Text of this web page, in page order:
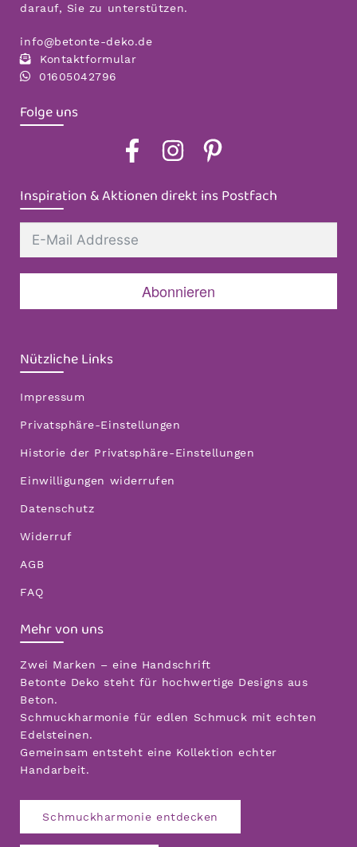
darauf, Sie zu unterstützen.
info@betonte-deko.de
Kontaktformular
01605042796
Folge uns
Inspiration & Aktionen direkt ins Postfach
Abonnieren
Nützliche Links
Impressum
Privatsphäre-Einstellungen
Historie der Privatsphäre-Einstellungen
Einwilligungen widerrufen
Datenschutz
Widerruf
AGB
FAQ
Mehr von uns
Zwei Marken – eine Handschrift
Betonte Deko steht für hochwertige Designs aus
Beton.
Schmuckharmonie für edlen Schmuck mit echten
Edelsteinen.
Gemeinsam entsteht eine Kollektion echter
Handarbeit.
Schmuckharmonie entdecken